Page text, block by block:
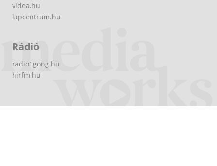
videa.hu
lapcentrum.hu
Rádió
radio1gong.hu
hirfm.hu